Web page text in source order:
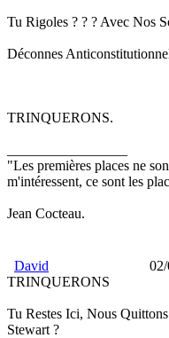
Tu Rigoles ? ? ? Avec Nos
Déconnes
TRINQUERONS.
"Les premières places ne
m'intéressent, ce sont les
Jean Cocteau.
David 02/
TRINQUERONS
Tu Restes Ici, Nous
Stewart ?